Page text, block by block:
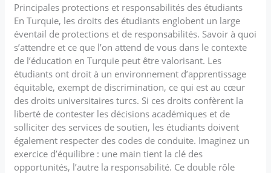
Principales protections et responsabilités des étudiants
En Turquie, les droits des étudiants englobent un large
éventail de protections et de responsabilités. Savoir à quoi
s’attendre et ce que l’on attend de vous dans le contexte
de l’éducation en Turquie peut être valorisant. Les
étudiants ont droit à un environnement d’apprentissage
équitable, exempt de discrimination, ce qui est au cœur
des droits universitaires turcs. Si ces droits confèrent la
liberté de contester les décisions académiques et de
solliciter des services de soutien, les étudiants doivent
également respecter des codes de conduite. Imaginez un
exercice d’équilibre : une main tient la clé des
opportunités, l’autre la responsabilité. Ce double rôle